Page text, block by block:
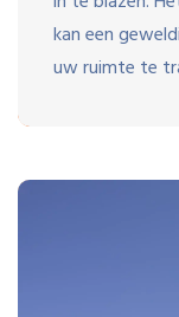
kan een
uw ruimte te